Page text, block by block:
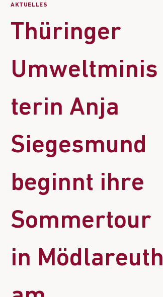
AKTUELLES
Thüringer
Umweltminis
terin Anja
Siegesmund
beginnt ihre
Sommertour
in Mödlareuth